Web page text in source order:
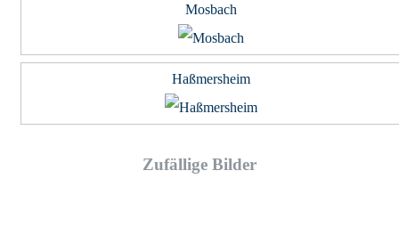
Mosbach
Haßmersheim
Zufällige Bilder